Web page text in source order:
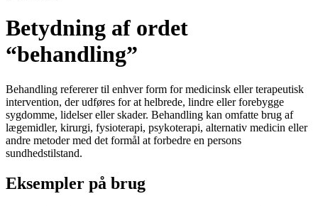
Betydning af ordet
“behandling”
Behandling refererer til enhver form for medicinsk eller terapeutisk
intervention, der udføres for at helbrede, lindre eller forebygge
sygdomme, lidelser eller skader. Behandling kan omfatte brug af
lægemidler, kirurgi, fysioterapi, psykoterapi, alternativ medicin eller
andre metoder med det formål at forbedre en persons
sundhedstilstand.
Eksempler på brug